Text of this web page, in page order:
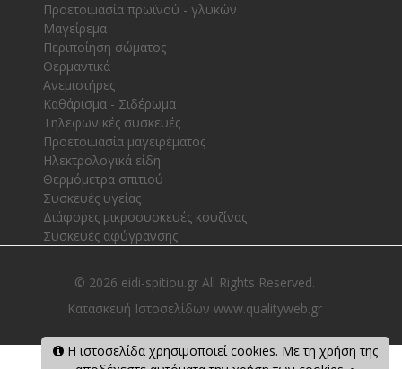
Προετοιμασία πρωϊνού - γλυκών
Μαγείρεμα
Περιποίηση σώματος
Θερμαντικά
Ανεμιστήρες
Καθάρισμα - Σιδέρωμα
Τηλεφωνικές συσκευές
Προετοιμασία μαγειρέματος
Ηλεκτρολογικά είδη
Θερμόμετρα σπιτιού
Συσκευές υγείας
Διάφορες μικροσυσκευές κουζίνας
Συσκευές αφύγρανσης
© 2026 eidi-spitiou.gr All Rights Reserved.
Κατασκευή Ιστοσελίδων www.qualityweb.gr
Η ιστοσελίδα χρησιμοποιεί cookies. Με τη χρήση της